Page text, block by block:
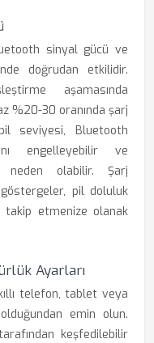
sinyal gücü ve
doğrudan etkilidir.
aşamasında
%20-30 oranında şarj
seviyesi, Bluetooth
engelleyebilir ve
neden olabilir. Şarj
pil doluluk
takip etmenize olanak
Ayarları
telefon, tablet veya
emin olun.
keşfedilebilir